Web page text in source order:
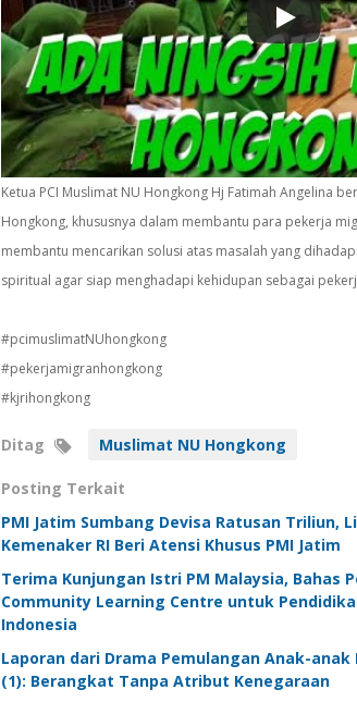
Ketua PCI Muslimat NU Hongkong Hj Fatimah Angelina
Hongkong, khususnya dalam membantu para pekerja
membantu mencarikan solusi atas masalah yang
spiritual agar siap menghadapi kehidupan sebagai
#pcimuslimatNUhongkong
#pekerjamigranhongkong
#kjrihongkong
Ditag Muslimat NU Hongkong
Posting Terkait
PMI Jatim Sumbang Devisa Ratusan Triliun,
Kemenaker RI Beri Atensi Khusus PMI Jatim
Terima Kunjungan Istri PM Malaysia, Bahas
Community Learning Centre untuk
Indonesia
Laporan dari Drama Pemulangan Anak-
(1): Berangkat Tanpa Atribut Kenegaraan